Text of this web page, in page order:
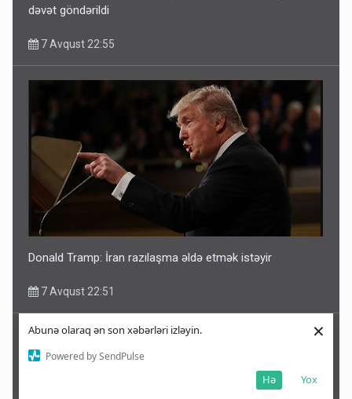
Abunə olaraq ən son xəbərləri izləyin.
Powered by SendPulse
Yox
Hə
×
dəvət göndərildi
7 Avqust 22:55
Donald Tramp: İran razılaşma əldə etmək istəyir
7 Avqust 22:51